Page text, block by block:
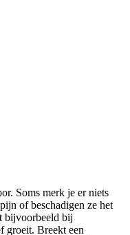
Soms merk je er niets
of beschadigen ze het
bijvoorbeeld bij
groeit. Breekt een